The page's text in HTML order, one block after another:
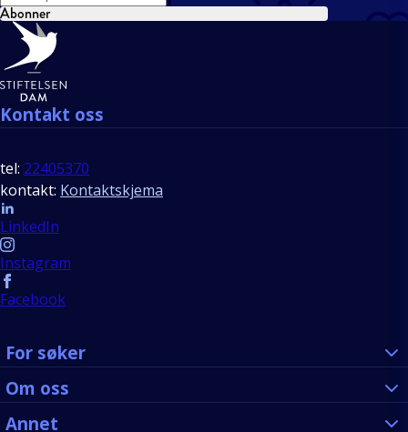
Abonner
Bunntekst
Kontakt oss
tel: 22405370
kontakt: Kontaktskjema
Follow us
LinkedIn
Instagram
Facebook
For søker
Om oss
Annet